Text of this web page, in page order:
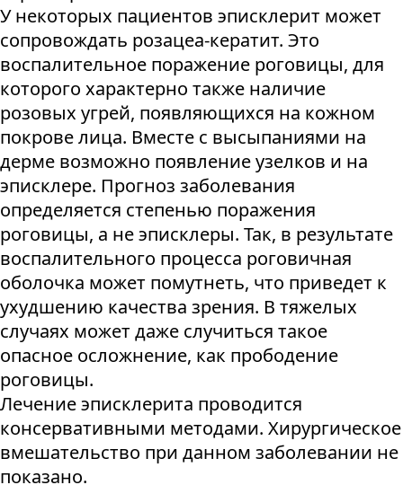
У некоторых пациентов эписклерит может
сопровождать розацеа-кератит. Это
воспалительное поражение роговицы, для
которого характерно также наличие
розовых угрей, появляющихся на кожном
покрове лица. Вместе с высыпаниями на
дерме возможно появление узелков и на
эписклере. Прогноз заболевания
определяется степенью поражения
роговицы, а не эписклеры. Так, в результате
воспалительного процесса роговичная
оболочка может помутнеть, что приведет к
ухудшению качества зрения. В тяжелых
случаях может даже случиться такое
опасное осложнение, как прободение
роговицы.
Лечение эписклерита проводится
консервативными методами. Хирургическое
вмешательство при данном заболевании не
показано.